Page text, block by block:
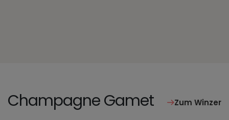
Champagne Gamet Zum Winzer